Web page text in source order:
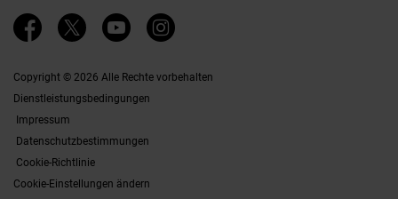
Ethics Channel
Copyright © 2026 Alle Rechte vorbehalten
Dienstleistungsbedingungen
Impressum
Datenschutzbestimmungen
Cookie-Richtlinie
Cookie-Einstellungen ändern